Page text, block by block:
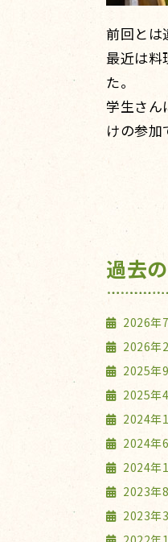
前回とは
最近は料
た。
学生さん
けの参加
過去
2026年
2026年
2025年
2025年
2024年
2024年
2024年
2023年
2023年